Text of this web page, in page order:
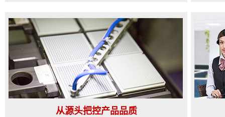
从源头把控产品品质